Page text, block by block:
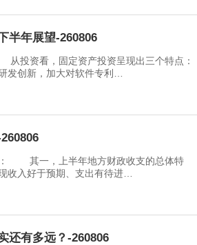
半年展望-260806
资看，固定资产投资呈现出三个特点：
发创新，加大对软件专利…
其一，上半年地方财政收支的总体特
收入好于预期、支出有待进…
还有多远？-260806